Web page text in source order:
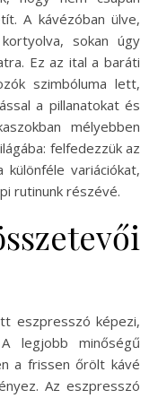
A kávézóban ülve,
sokan úgy
Ez az ital a baráti
szimbóluma lett,
a pillanatokat és
mélyebben
felfedezzük az
variációkat,
rutinunk részévé.
eszpresszó képezi,
legjobb minőségű
a frissen őrölt kávé
Az eszpresszó